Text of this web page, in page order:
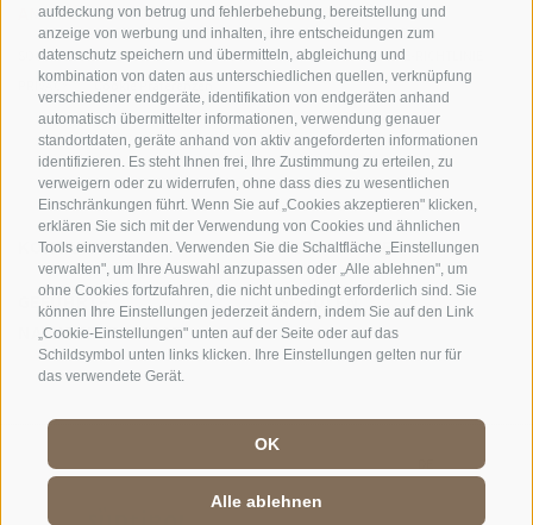
aufdeckung von betrug und fehlerbehebung, bereitstellung und
anzeige von werbung und inhalten, ihre entscheidungen zum
datenschutz speichern und übermitteln, abgleichung und
kombination von daten aus unterschiedlichen quellen, verknüpfung
verschiedener endgeräte, identifikation von endgeräten anhand
automatisch übermittelter informationen, verwendung genauer
standortdaten, geräte anhand von aktiv angeforderten informationen
identifizieren. Es steht Ihnen frei, Ihre Zustimmung zu erteilen, zu
verweigern oder zu widerrufen, ohne dass dies zu wesentlichen
Einschränkungen führt. Wenn Sie auf „Cookies akzeptieren" klicken,
erklären Sie sich mit der Verwendung von Cookies und ähnlichen
Tools einverstanden. Verwenden Sie die Schaltfläche „Einstellungen
verwalten", um Ihre Auswahl anzupassen oder „Alle ablehnen", um
ohne Cookies fortzufahren, die nicht unbedingt erforderlich sind. Sie
können Ihre Einstellungen jederzeit ändern, indem Sie auf den Link
„Cookie-Einstellungen" unten auf der Seite oder auf das
Schildsymbol unten links klicken. Ihre Einstellungen gelten nur für
das verwendete Gerät.
OK
Alle ablehnen
AMT FÜR DEN NATIONALPARK STILFSERJOCH
SOCIAL-MEDIA-RICHTLINIEN | IMPRESSUM | SITEMAP | COOKIE-RICHTLINIE
PRIVACY | Cookie Präferenzen
KONTAKTE BESUCHERZENTREN
GEFÜHRTE
NATURERLEBNISSE
SCHULEN
//